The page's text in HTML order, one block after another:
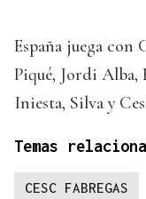
España juega con
Piqué, Jordi Alba,
Iniesta, Silva y
Temas
CESC FABREGAS